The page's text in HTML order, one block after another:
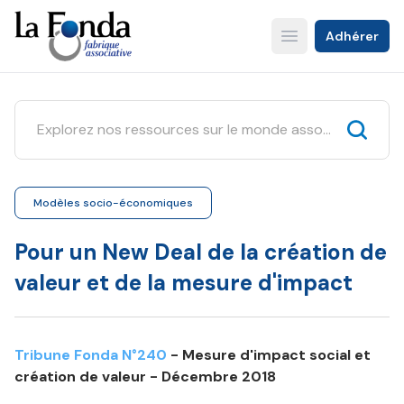
Aller
au
contenu
principal
Open main menu
Adhérer
Modèles socio-économiques
Pour un New Deal de la création de
valeur et de la mesure d'impact
Tribune Fonda N°240 - Mesure d'impact social et
création de valeur - Décembre 2018